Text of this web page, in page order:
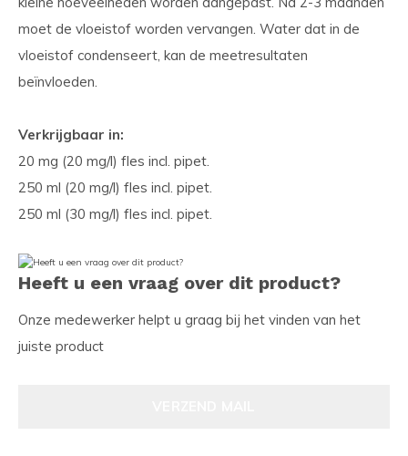
moet de vloeistof worden vervangen. Water dat in de
vloeistof condenseert, kan de meetresultaten
beïnvloeden.
Verkrijgbaar in:
20 mg (20 mg/l) fles incl. pipet.
250 ml (20 mg/l) fles incl. pipet.
250 ml (30 mg/l) fles incl. pipet.
Heeft u een vraag over dit product?
Onze medewerker helpt u graag bij het vinden van het
juiste product